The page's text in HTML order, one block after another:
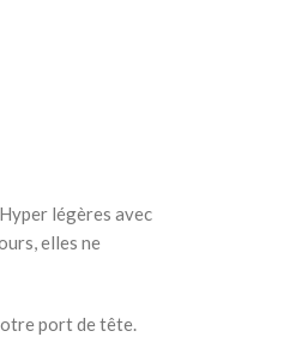
légères avec
elles ne
port de tête.